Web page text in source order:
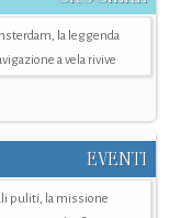
la leggenda
a vela rivive
EVENTI
puliti, la missione